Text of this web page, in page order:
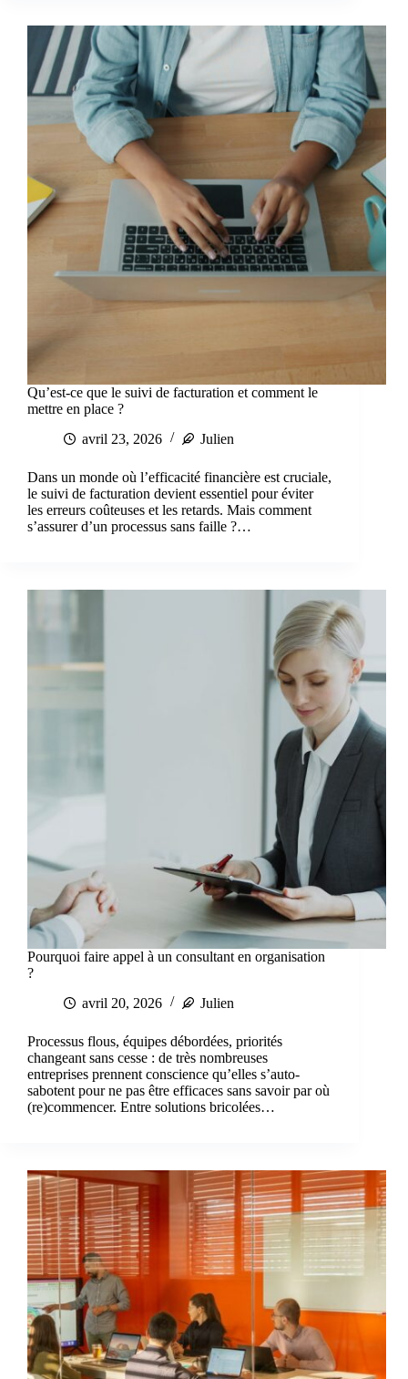
Qu’est-ce que le suivi de facturation et comment le
mettre en place ?
avril 23, 2026
Julien
Dans un monde où l’efficacité financière est cruciale,
le suivi de facturation devient essentiel pour éviter
les erreurs coûteuses et les retards. Mais comment
s’assurer d’un processus sans faille ?…
Pourquoi faire appel à un consultant en organisation
?
avril 20, 2026
Julien
Processus flous, équipes débordées, priorités
changeant sans cesse : de très nombreuses
entreprises prennent conscience qu’elles s’auto-
sabotent pour ne pas être efficaces sans savoir par où
(re)commencer. Entre solutions bricolées…